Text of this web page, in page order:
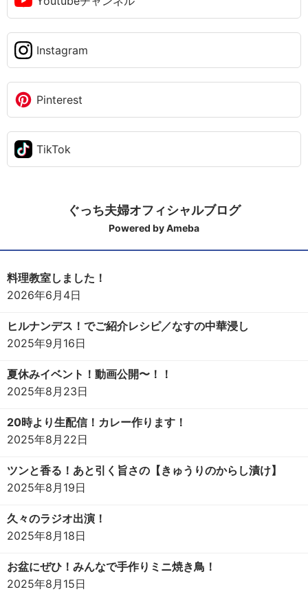
Instagram
Pinterest
TikTok
ぐっち夫婦オフィシャルブログ
Powered by Ameba
料理教室しました！
2026年6月4日
ヒルナンデス！でご紹介レシピ／なすの中華浸し
2025年9月16日
夏休みイベント！動画公開〜！！
2025年8月23日
20時より生配信！カレー作ります！
2025年8月22日
ツンと香る！あと引く旨さの【きゅうりのからし漬け】
2025年8月19日
久々のラジオ出演！
2025年8月18日
お盆にぜひ！みんなで手作りミニ焼き鳥！
2025年8月15日